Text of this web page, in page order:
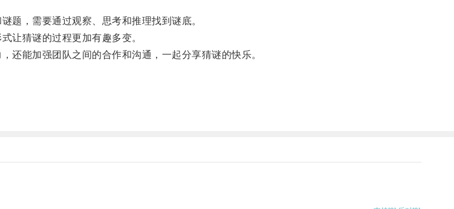
，需要通过观察、思考和推理找到谜底。
猜谜的过程更加有趣多变。
能加强团队之间的合作和沟通，一起分享猜谜的快乐。